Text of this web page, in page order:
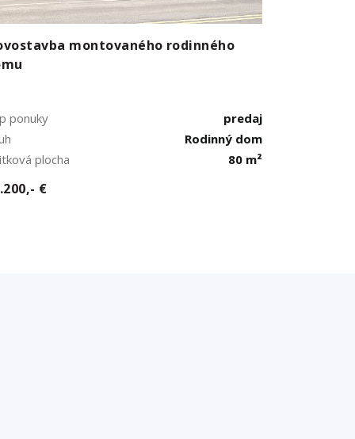
montovaného rodinného
ponuky
predaj
Rodinný dom
plocha
80 m²
€